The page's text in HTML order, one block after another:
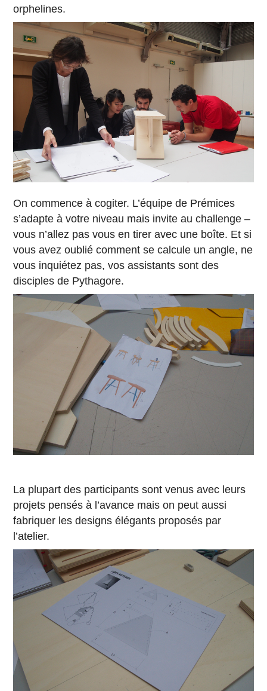
orphelines.
On commence à cogiter. L’équipe de Prémices
s’adapte à votre niveau mais invite au challenge –
vous n’allez pas vous en tirer avec une boîte. Et si
vous avez oublié comment se calcule un angle, ne
vous inquiétez pas, vos assistants sont des
disciples de Pythagore.
La plupart des participants sont venus avec leurs
projets pensés à l’avance mais on peut aussi
fabriquer les designs élégants proposés par
l’atelier.